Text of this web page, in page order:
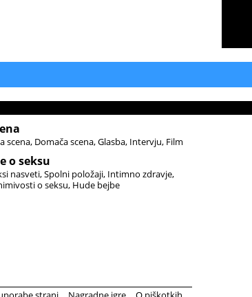
scena Domača scena Glasba Intervju Film
o seksu
nasveti Spolni položaji Intimno zdravje
o seksu Hude bejbe